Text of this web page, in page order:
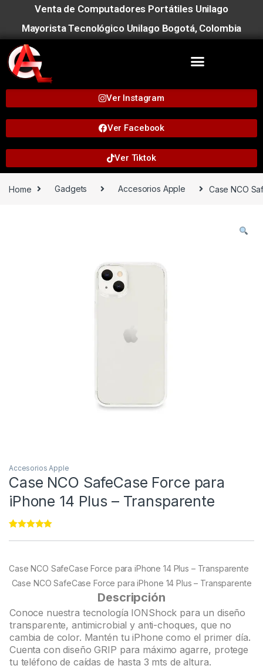
Venta de Computadores Portátiles Unilago
Mayorista Tecnológico Unilago Bogotá, Colombia
Ver Instagram
Ver Facebook
Ver Tiktok
Home Gadgets Accesorios Apple Case NCO
Accesorios Apple
Case NCO SafeCase Force para
iPhone 14 Plus – Transparente
ratings
Case NCO SafeCase Force para iPhone 14 Plus – Transparente
Case NCO SafeCase Force para iPhone 14 Plus – Transparente
Descripción
Conoce nuestra tecnología IONShock para un diseño
transparente, antimicrobial y anti-choques, que no
cambia de color. Mantén tu iPhone como el primer día.
Cuenta con diseño GRIP para máximo agarre, protege
tu teléfono de caídas de hasta 3 mts de altura.